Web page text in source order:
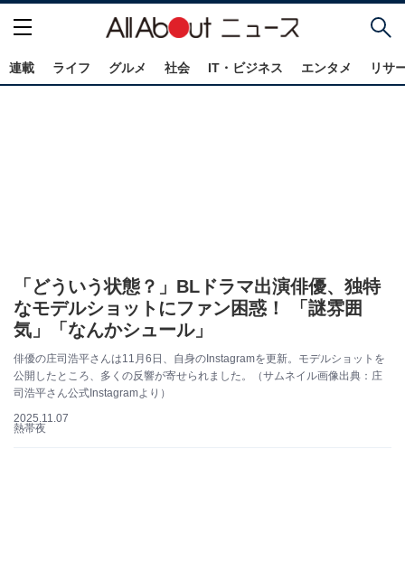
連載 ライフ グルメ 社会 IT・ビジネス エンタメ リサ
「どういう状態？」BLドラマ出演俳優、独特
なモデルショットにファン困惑！ 「謎雰囲
気」「なんかシュール」
俳優の庄司浩平さんは11月6日、自身のInstagramを更新。モデルショットを
公開したところ、多くの反響が寄せられました。（サムネイル画像出典：庄
司浩平さん公式Instagramより）
2025.11.07
熱帯夜